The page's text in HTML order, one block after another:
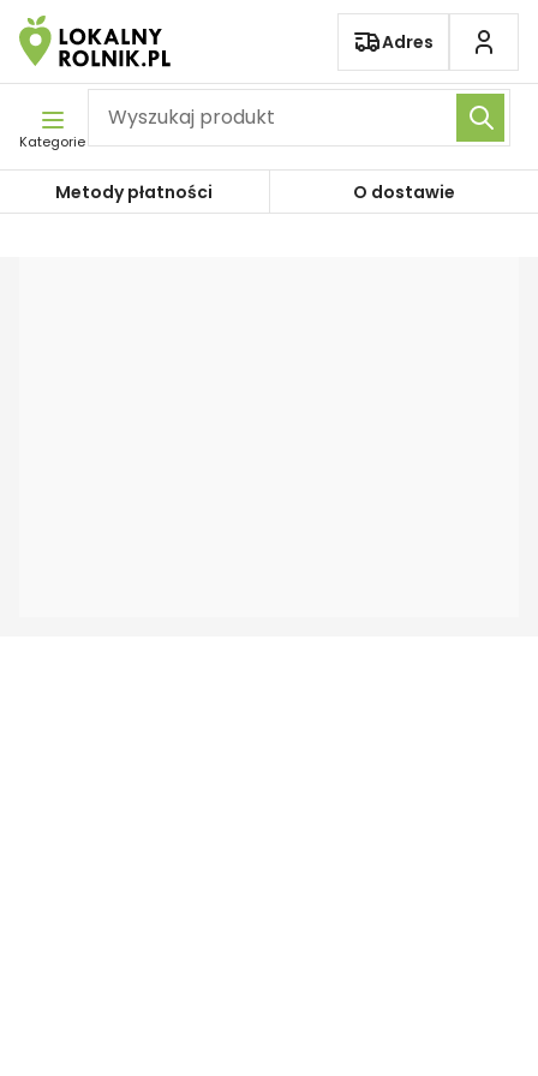
Pomiń nawigację
Adres
Kategorie
Metody płatności O dostawie